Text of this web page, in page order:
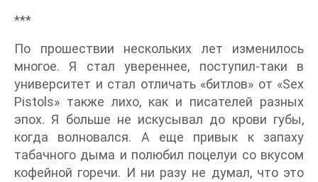
***
По прошествии нескольких лет изменилось
многое. Я стал увереннее, поступил-таки в
университет и стал отличать «битлов» от «Sex
Pistols» также лихо, как и писателей разных
эпох. Я больше не искусывал до крови губы,
когда волновался. А еще привык к запаху
табачного дыма и полюбил поцелуи со вкусом
кофейной горечи. И ни разу не думал, что это